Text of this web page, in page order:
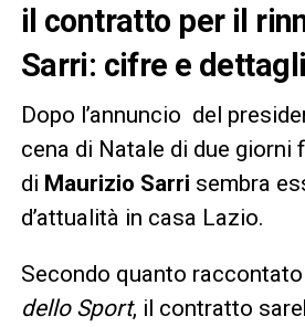
il contratto per il
Sarri: cifre e dettagli
Dopo l’annuncio del
cena di Natale di due giorni
di Maurizio Sarri sembra
d’attualità in casa Lazio.
Secondo quanto raccontato
dello Sport, il contratto